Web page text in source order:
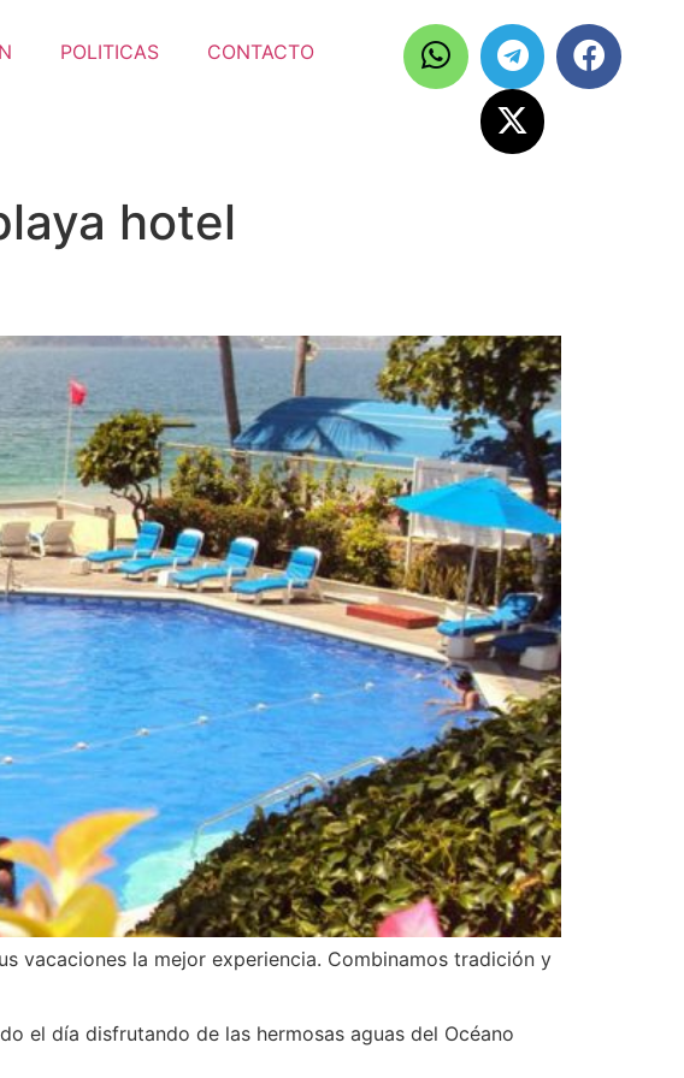
POLITICAS CONTACTO
hotel
vacaciones la mejor experiencia. Combinamos tradición y
el día disfrutando de las hermosas aguas del Océano